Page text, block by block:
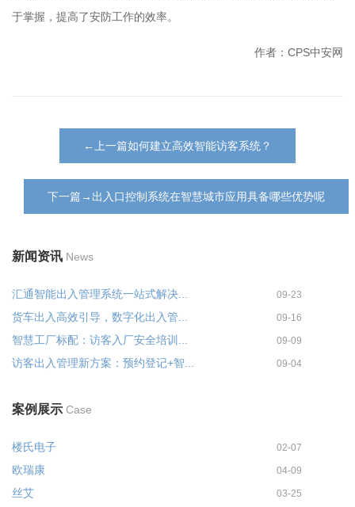
于掌握，提高了安防工作的效率。
作者：CPS中安网
←上一篇如何建立高效智能访客系统？
下一篇→出入口控制系统在智慧城市应用具备哪些优势呢
新闻资讯 News
汇通智能出入管理系统一站式解决... 09-23
货车出入高效引导，数字化出入管... 09-16
智慧工厂标配：访客入厂安全培训... 09-09
访客出入管理新方案：预约登记+智... 09-04
案例展示 Case
楼氏电子 02-07
欧瑞康 04-09
丝艾 03-25